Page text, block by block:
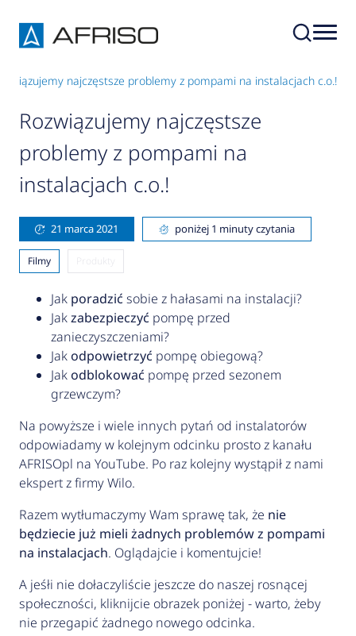
najczęstsze problemy z pompami na instalacjach c.o.!
Rozwiązujemy najczęstsze
problemy z pompami na
instalacjach c.o.!
21 marca 2021 poniżej 1 minuty czytania
Filmy
Jak poradzić sobie z hałasami na instalacji?
Jakzabezpieczyć pompę przed
zanieczyszczeniami?
Jakodpowietrzyć pompę obiegową?
Jakodblokować pompę przed sezonem
grzewczym?
Na powyższe i wiele innych pytań od instalatorów
odpowiadamy w kolejnym odcinku prosto z kanału
AFRISOpl na YouTube. Po raz kolejny wystąpił z nami
ekspert z firmy Wilo.
Razem wytłumaczymy Wam sprawę tak, że nie
będziecie już mieli żadnych problemów z pompami
na instalacjach. Oglądajcie i komentujcie!
A jeśłi nie dołaczyliście jeszcze do naszej rosnącej
społeczności, kliknijcie obrazek poniżej - warto, żeby
nie przegapić żadnego nowego odcinka.